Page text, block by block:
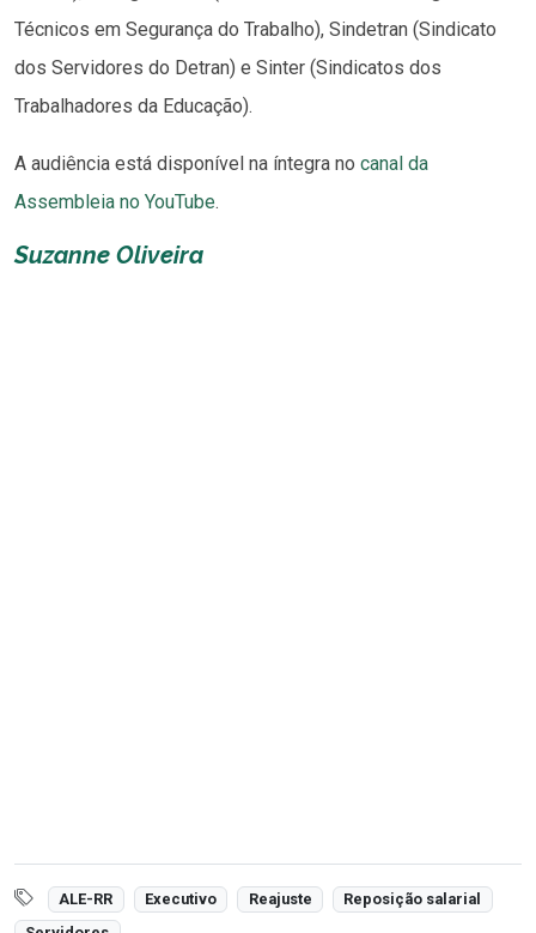
Técnicos em Segurança do Trabalho), Sindetran (Sindicato
dos Servidores do Detran) e Sinter (Sindicatos dos
Trabalhadores da Educação).
A audiência está disponível na íntegra no canal da
Assembleia no YouTube.
Suzanne Oliveira
ALE-RR Executivo Reajuste
Reposição salarial